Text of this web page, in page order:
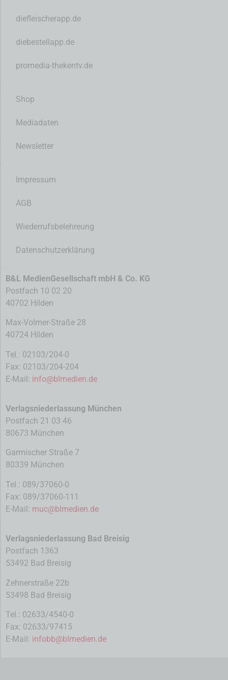
diefleischerapp.de
diebestellapp.de
promedia-thekentv.de
Shop
Mediadaten
Newsletter
Impressum
AGB
Wiederrufsbelehreung
Datenschutzerklärung
B&L MedienGesellschaft mbH & Co. KG
Postfach 10 02 20
40702 Hilden
Max-Volmer-Straße 28
40724 Hilden
Tel.: 02103/204-0
Fax: 02103/204-204
E-Mail: info@blmedien.de
Verlagsniederlassung München
Postfach 21 03 46
80673 München
Garmischer Straße 7
80339 München
Tel.: 089/37060-0
Fax: 089/37060-111
E-Mail: muc@blmedien.de
Verlagsniederlassung Bad Breisig
Postfach 1363
53492 Bad Breisig
Zehnerstraße 22b
53498 Bad Breisig
Tel.: 02633/4540-0
Fax: 02633/97415
E-Mail: infobb@blmedien.de